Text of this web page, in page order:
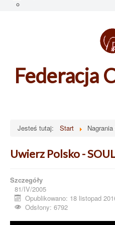
Federacja
Jesteś tutaj: Start
Uwierz Polsko -
Szczegóły
81/IV/2005
Opublikowano: 18 listopad
Odsłony: 6792